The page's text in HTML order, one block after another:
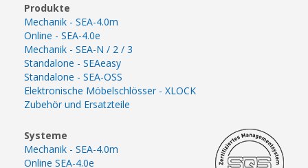
Produkte
Mechanik - SEA-4.0m
Online - SEA-4.0e
Mechanik - SEA-N / 2 / 3
Standalone - SEAeasy
Standalone - SEA-OSS
Elektronische Möbelschlösser - XLOCK
Zubehör und Ersatzteile
Systeme
Mechanik - SEA-4.0m
Online SEA-4.0e